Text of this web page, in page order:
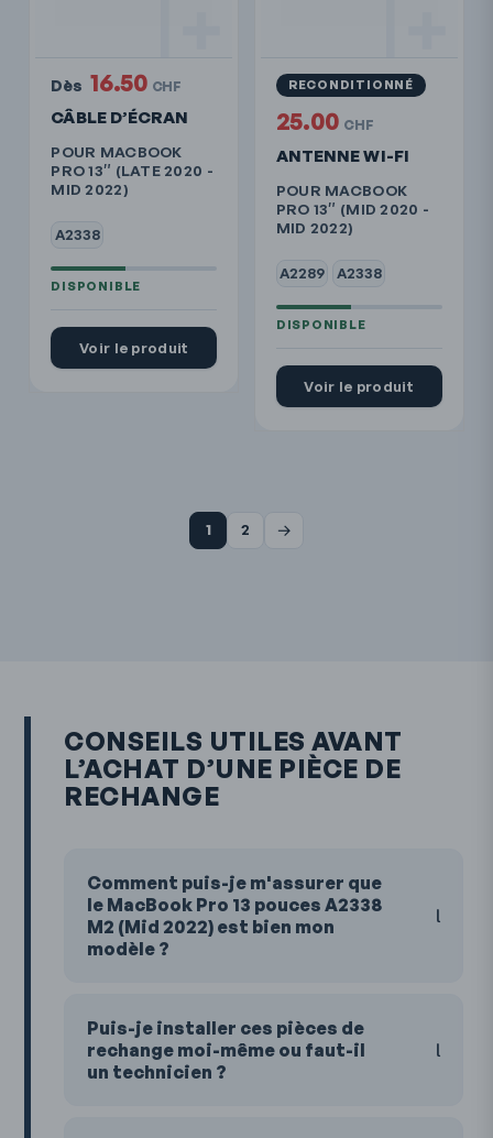
CÂBLE D’ÉCRAN
POUR MACBOOK
PRO 13″ (LATE 2020 -
MID 2022)
A2338
Dès 16.50 CHF
Voir le produit
ANTENNE WI-FI
POUR MACBOOK
PRO 13″ (MID 2020 -
MID 2022)
A2289 A2338
RECONDITIONNÉ
25.00 CHF
Voir le produit
1 2 →
CONSEILS UTILES AVANT
L’ACHAT D’UNE PIÈCE DE
RECHANGE
Comment puis-je m'assurer que
le MacBook Pro 13 pouces A2338
M2 (Mid 2022) est bien mon
modèle ?
Puis-je installer ces pièces de
rechange moi-même ou faut-il
un technicien ?